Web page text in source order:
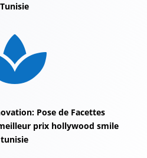
Tunisie
Pose de Facettes
prix hollywood smile
tunisie